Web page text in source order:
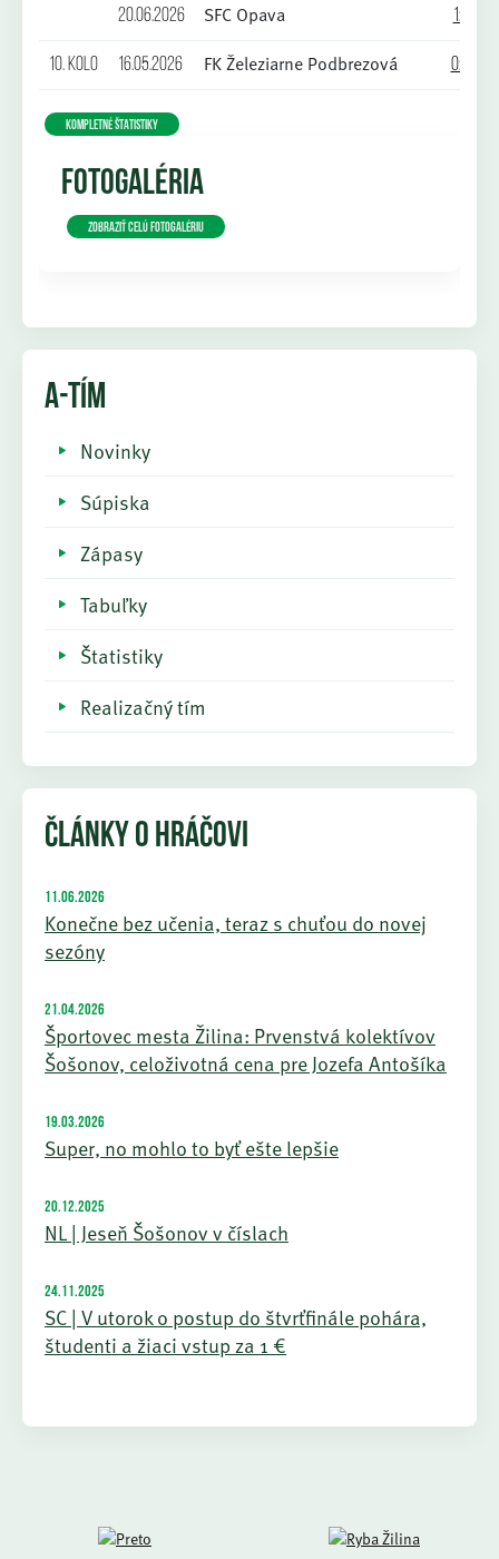
20.06.2026 SFC Opava 1:1
10. kolo 16.05.2026 FK Železiarne Podbrezová 0:2
KOMPLETNÉ ŠTATISTIKY
FOTOGALÉRIA
Zobraziť celú fotogalériu
A-TÍM
Novinky
Súpiska
Zápasy
Tabuľky
Štatistiky
Realizačný tím
ČLÁNKY O HRÁČOVI
11.06.2026
Konečne bez učenia, teraz s chuťou do novej
sezóny
21.04.2026
Športovec mesta Žilina: Prvenstvá kolektívov
Šošonov, celoživotná cena pre Jozefa Antošíka
19.03.2026
Super, no mohlo to byť ešte lepšie
20.12.2025
NL | Jeseň Šošonov v číslach
24.11.2025
SC | V utorok o postup do štvrťfinále pohára,
študenti a žiaci vstup za 1 €